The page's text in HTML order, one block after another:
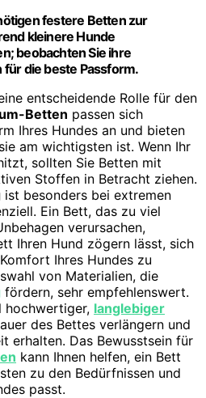
festere Betten zur
kleinere Hunde
beobachten Sie ihre
die beste Passform.
entscheidende Rolle für den
Betten passen sich
Ihres Hundes an und bieten
am wichtigsten ist. Wenn Ihr
sollten Sie Betten mit
Stoffen in Betracht ziehen.
ist besonders bei extremen
Ein Bett, das zu viel
verursachen,
Ihren Hund zögern lässt, sich
Ihres Hundes zu
von Materialien, die
fördern, sehr empfehlenswert.
hochwertiger, langlebiger
des Bettes verlängern und
erhalten. Das Bewusstsein für
kann Ihnen helfen, ein Bett
zu den Bedürfnissen und
passt.